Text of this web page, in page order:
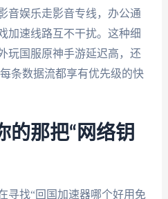
娱乐走影音专线，办公通
加速线路互不干扰。这种细
玩国服原神手游延迟高，还
条数据流都享有优先级的快
的那把“网络钥
寻找“回国加速器哪个好用免